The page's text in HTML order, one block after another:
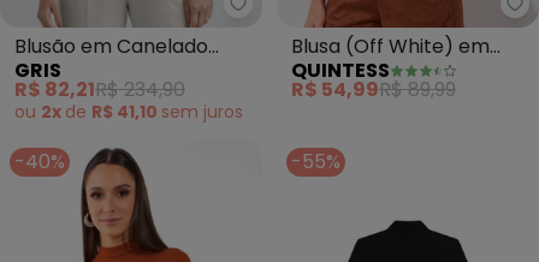
Gris - Blusão em Canelado
Blusão em Canelado
Aveludado (Branco)
GRIS
R$ 82,21R$ 234,90
ou 2x de R$ 41,10 sem juros
Blusa (Off White) em
Malha de Viscose
QUINTESS
R$ 54,99R$ 89,99
-40% -55%